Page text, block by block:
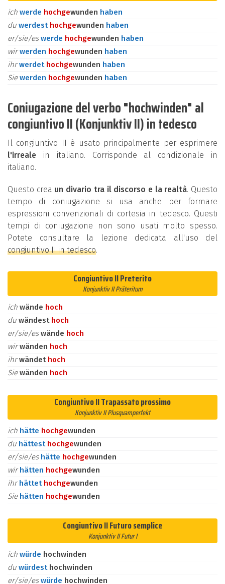
ich werde hochgewunden haben
du werdest hochgewunden haben
er/sie/eswerde hochgewunden haben
wirwerden hochgewunden haben
ihrwerdet hochgewunden haben
Siewerden hochgewunden haben
Coniugazione del verbo "hochwinden" al
congiuntivo II (Konjunktiv II) in tedesco
Il congiuntivo II è usato principalmente per esprimere
l'irreale in italiano. Corrisponde al condizionale in
italiano.
Questo crea un divario tra il discorso e la realtà. Questo
tempo di coniugazione si usa anche per formare
espressioni convenzionali di cortesia in tedesco. Questi
tempi di coniugazione non sono usati molto spesso.
Potete consultare la lezione dedicata all'uso del
congiuntivo II in tedesco.
Congiuntivo II Preterito
Konjunktiv II Präteritum
ich wände hoch
du wändest hoch
er/sie/eswände hoch
wirwänden hoch
ihrwändet hoch
Siewänden hoch
Congiuntivo II Trapassato prossimo
Konjunktiv II Plusquamperfekt
ich hätte hochgewunden
du hättest hochgewunden
er/sie/es hätte hochgewunden
wirhätten hochgewunden
ihrhättet hochgewunden
Sie hätten hochgewunden
Congiuntivo II Futuro semplice
Konjunktiv II Futur I
ich würde hochwinden
du würdest hochwinden
er/sie/eswürde hochwinden